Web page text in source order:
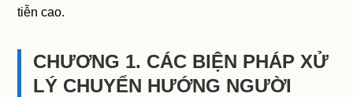
tiễn cao.
CHƯƠNG 1. CÁC BIỆN PHÁP XỬ
LÝ CHUYỂN HƯỚNG NGƯỜI